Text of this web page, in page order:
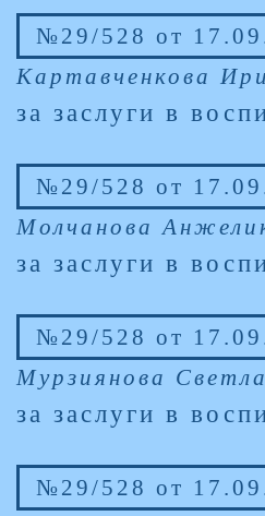
№29/528 от
Картавченкова
за заслуги в
№29/528 от
Молчанова
за заслуги в
№29/528 от
Мурзиянова
за заслуги в
№29/528 от